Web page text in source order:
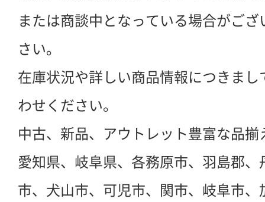
または商談中となっている場合がご
さい。
在庫状況や詳しい商品情報につきま
わせください。
中古、新品、アウトレット豊富な品揃
愛知県、岐阜県、各務原市、羽島郡
市、犬山市、可児市、関市、岐阜市